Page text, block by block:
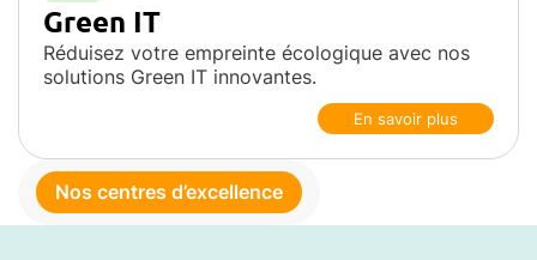
Green IT
Réduisez votre empreinte écologique avec nos
solutions Green IT innovantes.
En savoir plus
Nos centres d’excellence